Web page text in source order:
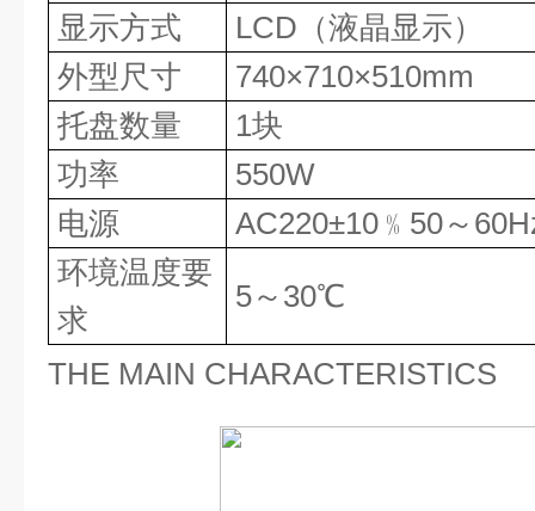
显示方式
LCD（液晶显示）
外型尺寸
740×710×510mm
托盘数量
1块
功率
550W
电源
AC220±10﹪50～
环境温度要
求
5～30℃
THE MAIN CHARACTERISTICS